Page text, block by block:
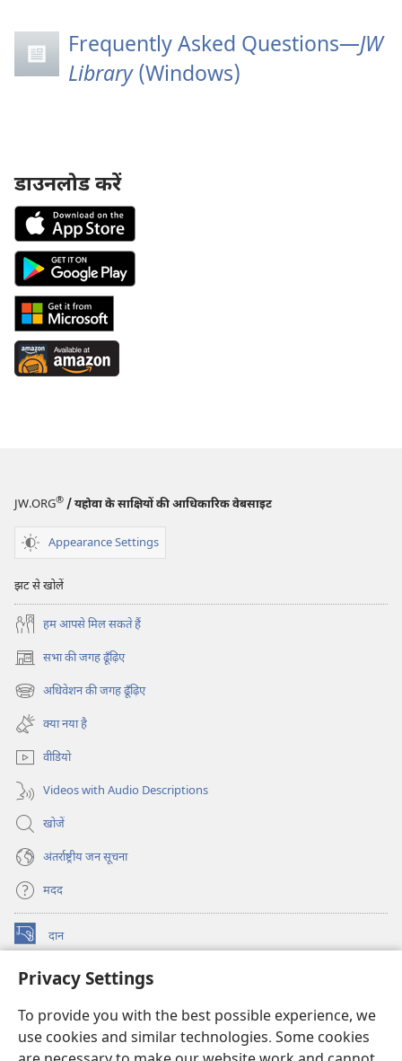
Privacy Settings
To provide you with the best possible experience, we
use cookies and similar technologies. Some cookies
Frequently Asked Questions​—JW
Library (Windows)
डाउनलोड करें
Download
on
the
App
Store
(opens
new
window)
Android
App
on
Google
Play
(opens
Download
from
Windows
Store
Available
at
JW.ORG® / यहोवा के साक्षियों की आधिकारिक वेबसाइट
Appearance Settings
झट से खोलें
हम आपसे मिल सकते हैं
सभा की जगह ढूँढ़िए
(opens
new
window)
अधिवेशन की जगह ढूँढ़िए
(opens
new
window)
क्या नया है
वीडियो
Videos with Audio Descriptions
खोजें
अंतर्राष्ट्रीय जन सूचना
मदद
दान
(opens
window)
वॉचटावर ऑनलाइन लाइब्रेरी
new
JW Hub ®
(opens
new